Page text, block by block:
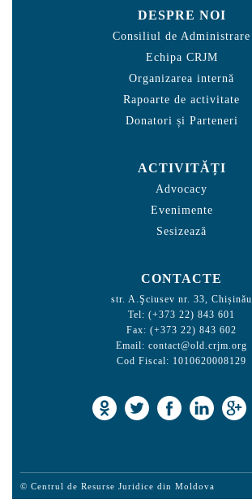
DESPRE NOI
Consiliul de Administrare
Echipa CRJM
Organizarea internă
Rapoarte de activitate
Donatori și Parteneri
ACTIVITĂȚI
Advocacy
Evenimente
Sesizează
CONTACTE
str. A.Şciusev nr. 33, Chișinău
Tel: (+373 22) 843 601
Fax: (+373 22) 843 602
Email: contact@old.crjm.org
Cod Fiscal: 1010620008129
© Centrul de Resurse Juridice din Moldova